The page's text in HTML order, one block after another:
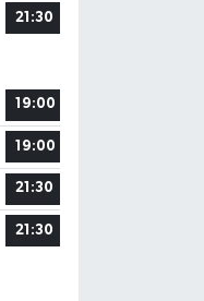
21:30
19:00
19:00
21:30
21:30